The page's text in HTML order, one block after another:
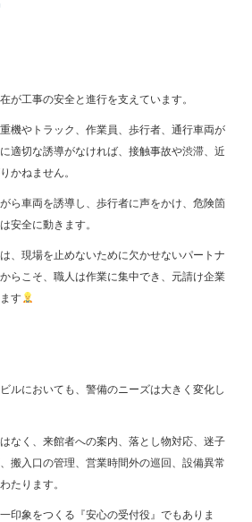
が工事の安全と進行を支えています。
機やトラック、作業員、歩行者、通行車両が
適切な誘導がなければ、接触事故や渋滞、近
かねません。
ら車両を誘導し、歩行者に声をかけ、危険箇
安全に動きます。
、現場を止めないために欠かせないパートナ
らこそ、職人は作業に集中でき、元請け企業
す
ルにおいても、警備のニーズは大きく変化し
なく、来館者への案内、落とし物対応、迷子
搬入口の管理、営業時間外の巡回、設備異常
たります。
印象をつくる『安心の受付役』でもありま